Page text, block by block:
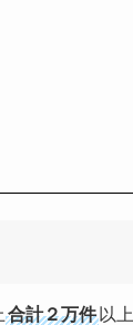
合計２万件 以上